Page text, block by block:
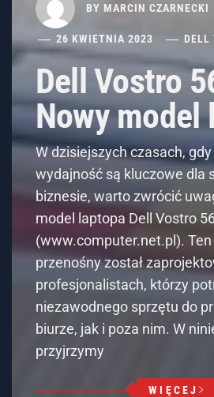
BY MARCIN CZARNECKI
26 KWIETNIA 2023 DELL
Dell Vostro
Nowy model
W dzisiejszych czasach,
wydajność są kluczowe dla
biznesie, warto zwrócić
model laptopa Dell Vostro
(www.computer.net.pl).
przenośny został
profesjonalistach, którzy
niezawodnego sprzętu do
biurze, jak i poza nim. W
przyjrzymy
WIĘCEJ